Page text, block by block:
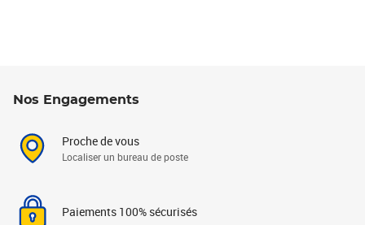
Nos Engagements
Proche de vous
Localiser un bureau de poste
Paiements 100% sécurisés